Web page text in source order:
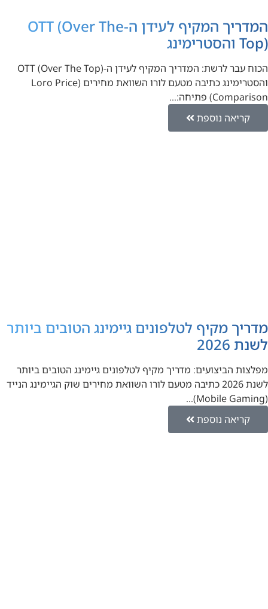
המדריך המקיף לעידן ה-OTT (Over The
Top) והסטרימינג
הכוח עבר לרשת: המדריך המקיף לעידן ה-OTT (Over The Top)
והסטרימינג כתיבה מטעם לורו השוואת מחירים (Loro Price
Comparison) פתיחה:…
קריאה נוספת
מדריך מקיף לטלפונים גיימינג הטובים ביותר
לשנת 2026
מפלצות הביצועים: מדריך מקיף לטלפונים גיימינג הטובים ביותר
לשנת 2026 כתיבה מטעם לורו השוואת מחירים שוק הגיימינג הנייד
(Mobile Gaming)…
קריאה נוספת